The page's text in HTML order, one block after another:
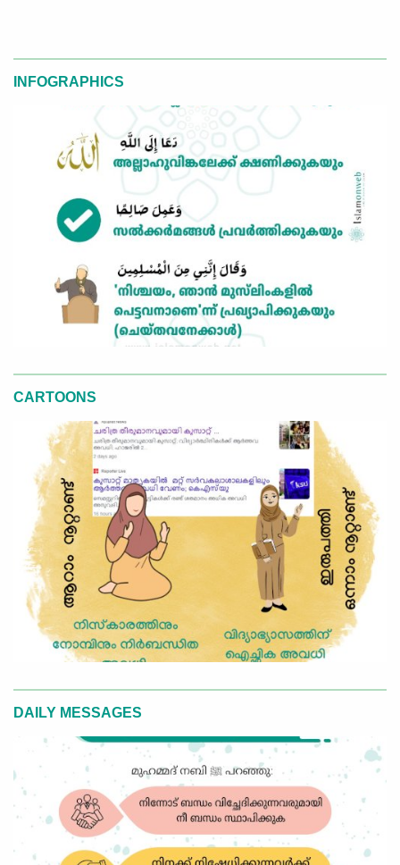
INFOGRAPHICS
CARTOONS
DAILY MESSAGES